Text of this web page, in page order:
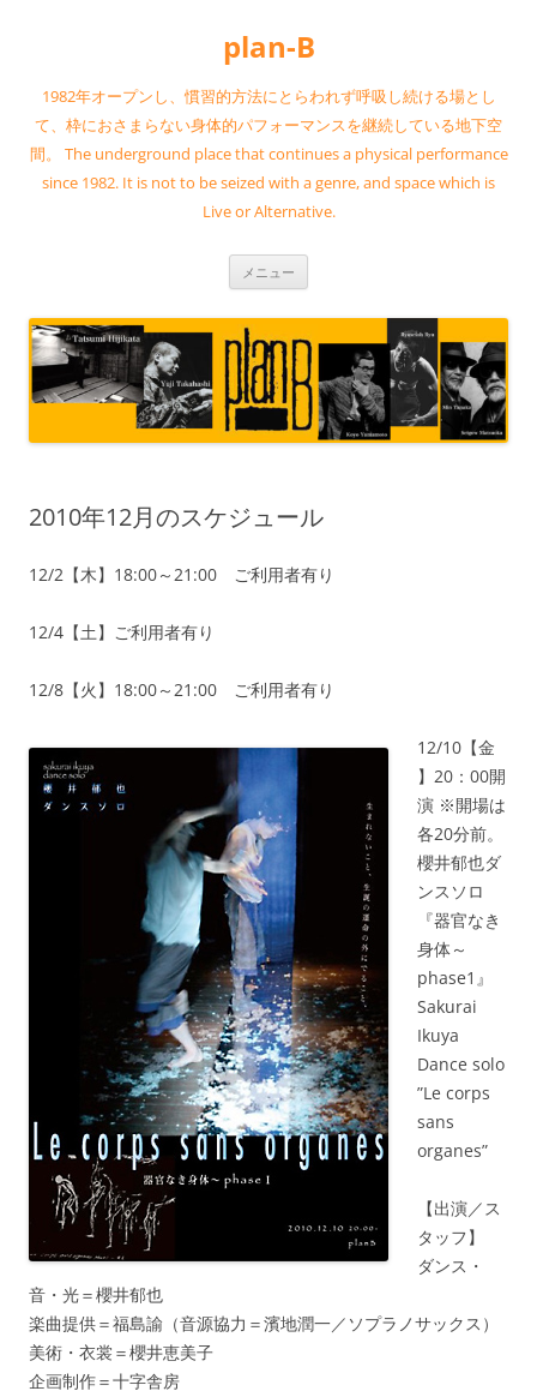
へ
キ
ッ
プ
plan-B
1982年オープンし、慣習的方法にとらわれず呼吸し続ける場とし
て、枠におさまらない身体的パフォーマンスを継続している地下空
間。 The underground place that continues a physical performance
since 1982. It is not to be seized with a genre, and space which is
Live or Alternative.
メニュー
2010年12月のスケジュール
12/2【木】18:00～21:00 ご利用者有り
12/4【土】ご利用者有り
12/8【火】18:00～21:00 ご利用者有り
12/10【金
】20：00開
演 ※開場は
各20分前。
櫻井郁也ダ
ンスソロ
『器官なき
身体～
phase1』
Sakurai
Ikuya
Dance solo
”Le corps
sans
organes”
【出演／ス
タッフ】
ダンス・
音・光＝櫻井郁也
楽曲提供＝福島諭（音源協力＝濱地潤一／ソプラノサックス）
美術・衣裳＝櫻井恵美子
企画制作＝十字舎房